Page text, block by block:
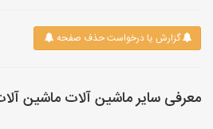
گزارش یا درخواست حذف صفحه
معرفی سایر ماشین آلات ماشین